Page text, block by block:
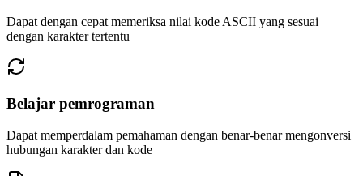
Dapat dengan cepat memeriksa nilai kode ASCII yang sesuai
dengan karakter tertentu
Belajar pemrograman
Dapat memperdalam pemahaman dengan benar-benar mengonversi
hubungan karakter dan kode